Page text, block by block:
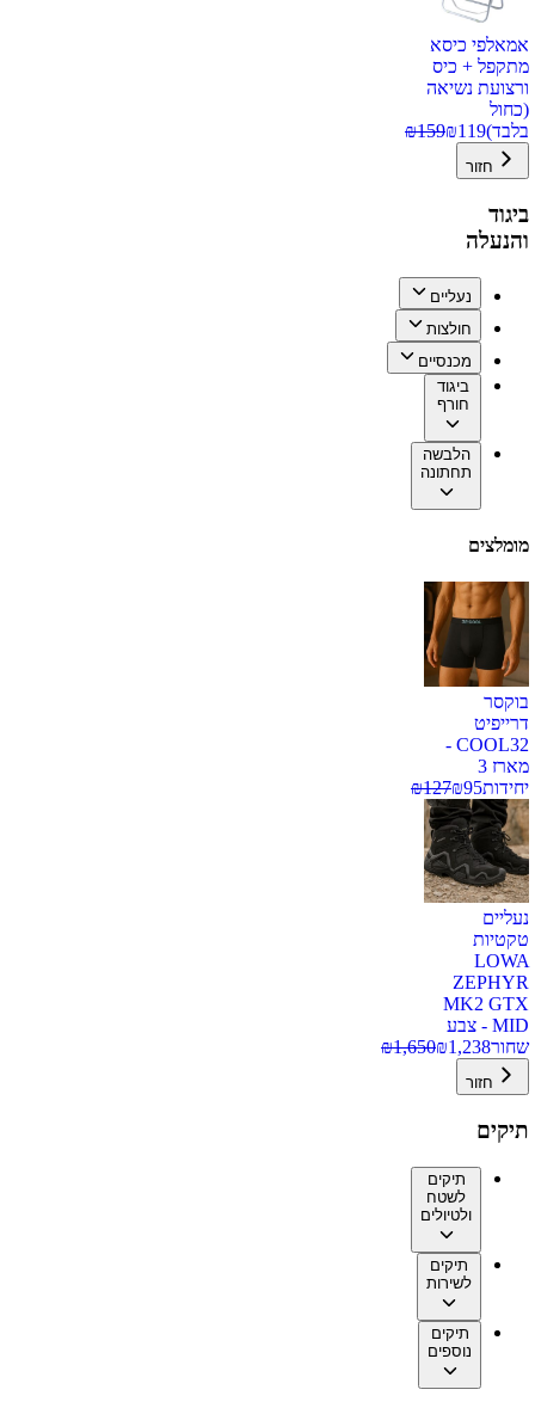
אמאלפי כיסא
מתקפל + כיס
ורצועת נשיאה
(כחול
בלבד)
₪119
₪159
חזור
ביגוד
והנעלה
נעליים
חולצות
מכנסיים
ביגוד
חורף
הלבשה
תחתונה
מומלצים
בוקסר
דרייפיט
COOL32 -
מארז 3
יחידות
₪95
₪127
נעליים
טקטיות
LOWA
ZEPHYR
MK2 GTX
MID - צבע
שחור
₪1,238
₪1,650
חזור
תיקים
תיקים
לשטח
ולטיולים
תיקים
לשירות
תיקים
נוספים